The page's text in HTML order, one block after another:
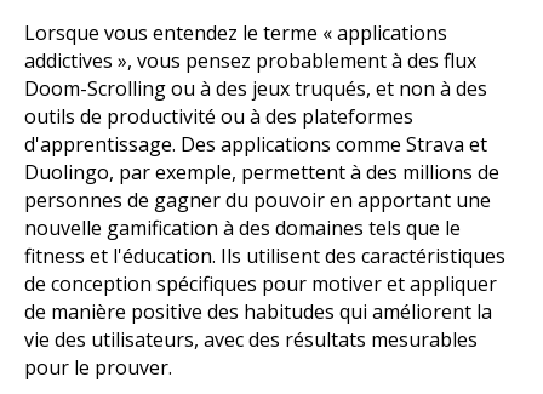
Lorsque vous entendez le terme « applications
addictives », vous pensez probablement à des flux
Doom-Scrolling ou à des jeux truqués, et non à des
outils de productivité ou à des plateformes
d'apprentissage. Des applications comme Strava et
Duolingo, par exemple, permettent à des millions de
personnes de gagner du pouvoir en apportant une
nouvelle gamification à des domaines tels que le
fitness et l'éducation. Ils utilisent des caractéristiques
de conception spécifiques pour motiver et appliquer
de manière positive des habitudes qui améliorent la
vie des utilisateurs, avec des résultats mesurables
pour le prouver.